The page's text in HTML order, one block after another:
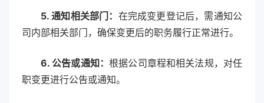
5. 通知相关部门： 在完成变更登记后，需通知公
司内部相关部门，确保变更后的职务履行正常进行。
6. 公告或通知：根据公司章程和相关法规，对任
职变更进行公告或通知。